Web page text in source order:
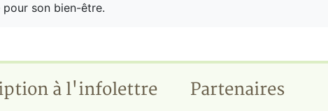
pour son bien-être.
à l'infolettre Partenaires